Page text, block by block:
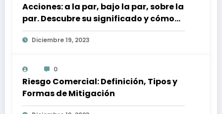
Acciones: a la par, bajo la par, sobre la
par. Descubre su significado y cómo
afectan a tu inversión
Diciembre 19, 2023
0
Riesgo Comercial: Definición, Tipos y
Formas de Mitigación